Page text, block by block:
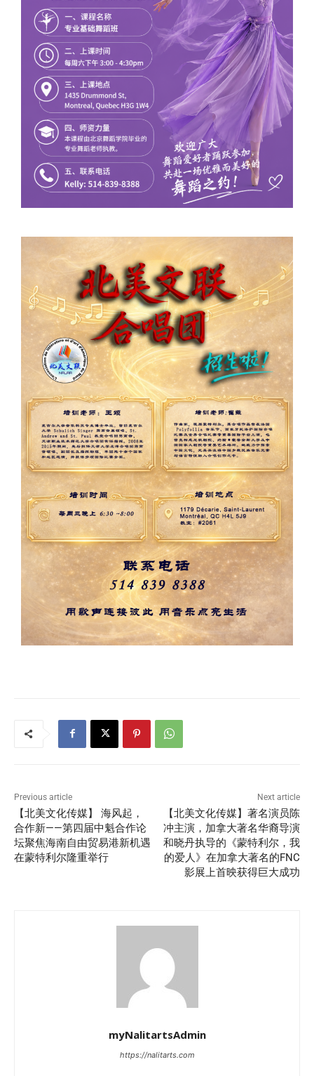
Previous article
【北美文化传媒】 海风起，
合作新——第四届中魁合作论
坛聚焦海南自由贸易港新机遇
在蒙特利尔隆重举行
Next article
【北美文化传媒】著名演员陈
冲主演，加拿大著名华裔导演
和晓丹执导的《蒙特利尔，我
的爱人》在加拿大著名的FNC
影展上首映获得巨大成功
myNalitartsAdmin
https://nalitarts.com